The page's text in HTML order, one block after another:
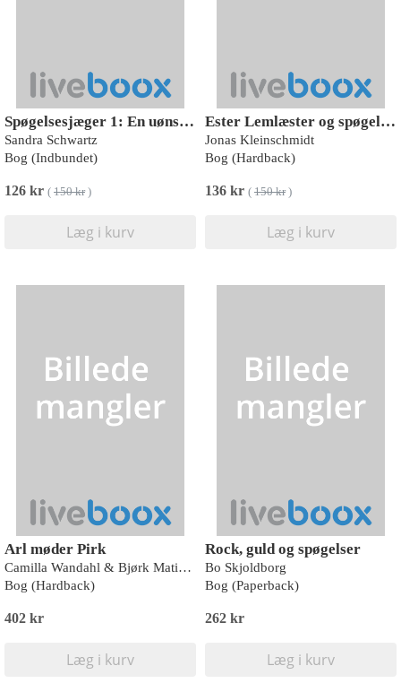
Spøgelsesjæger 1: En uønsket arv
Sandra Schwartz
Bog (Indbundet)
126 kr ( 150 kr)
Læg i kurv
Ester Lemlæster og spøgelsesjagten på Assistensen
Jonas Kleinschmidt
Bog (Hardback)
136 kr ( 150 kr)
Læg i kurv
Arl møder Pirk
Camilla Wandahl & Bjørk Matias Friis
Bog (Hardback)
402 kr
Læg i kurv
Rock, guld og spøgelser
Bo Skjoldborg
Bog (Paperback)
262 kr
Læg i kurv